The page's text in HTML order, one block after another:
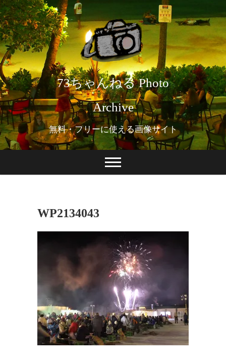
73ちゃんねる Photo
Archive
無料・フリーに使える画像サイト
WP2134043